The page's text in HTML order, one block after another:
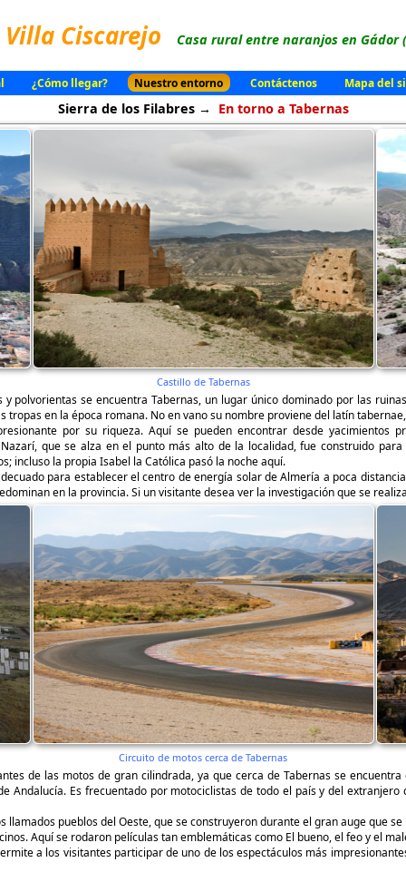
Villa Ciscarejo Casa rural entre naranjos en Gádor
¿Cómo llegar? Nuestro entorno Contáctenos Mapa del
Sierra de los Filabres → En torno a Tabernas
Castillo de Tabernas
polvorientas se encuentra Tabernas, un lugar único dominado por las
en la época romana. No en vano su nombre proviene del latín
por su riqueza. Aquí se pueden encontrar desde yacimientos
que se alza en el punto más alto de la localidad, fue construido
incluso la propia Isabel la Católica pasó la noche aquí.
para establecer el centro de energía solar de Almería a poca
en la provincia. Si un visitante desea ver la investigación que se
Circuito de motos cerca de Tabernas
de las motos de gran cilindrada, ya que cerca de Tabernas se
Andalucía. Es frecuentado por motociclistas de todo el país y del
pueblos del Oeste, que se construyeron durante el gran auge que
Aquí se rodaron películas tan emblemáticas como El bueno, el feo y el
a los visitantes participar de uno de los espectáculos más